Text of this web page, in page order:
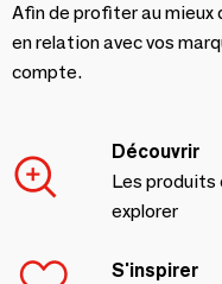
Afin de profiter au mieux
en relation avec vos
compte.
Découvrir
Les produits
explorer
S'inspirer